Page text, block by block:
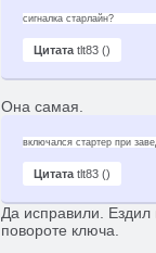
Цитата tlt83 ()
сигналка старлайн?
Она самая.
Цитата tlt83 ()
включался стартер при
Да исправили.
повороте ключа.